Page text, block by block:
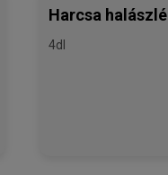
Harcsa halászlé
4dl